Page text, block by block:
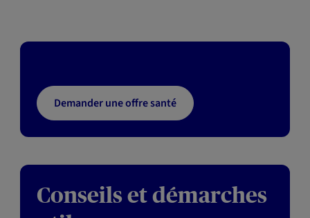
Demander une offre santé
Conseils et démarches